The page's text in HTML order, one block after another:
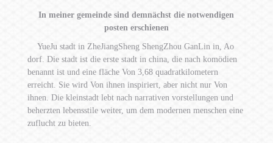
In meiner gemeinde sind demnächst die notwendigen
posten erschienen
YueJu stadt in ZheJiangSheng ShengZhou GanLin in, Ao
dorf. Die stadt ist die erste stadt in china, die nach komödien
benannt ist und eine fläche Von 3,68 quadratkilometern
erreicht. Sie wird Von ihnen inspiriert, aber nicht nur Von
ihnen. Die kleinstadt lebt nach narrativen vorstellungen und
beherzten lebensstile weiter, um dem modernen menschen eine
zuflucht zu bieten.